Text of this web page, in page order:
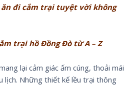
ăn đi cắm trại tuyệt vời không
trại hồ Đồng Đò từ A – Z
lại cảm giác ấm cúng, thoải mái
lịch. Những thiết kế lều trại thông